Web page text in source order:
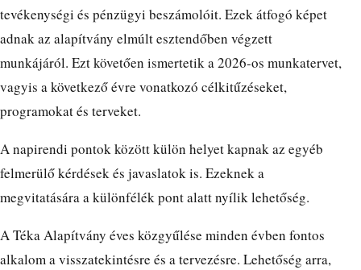
tevékenységi és pénzügyi beszámolóit. Ezek átfogó képet
adnak az alapítvány elmúlt esztendőben végzett
munkájáról. Ezt követően ismertetik a 2026-os munkatervet,
vagyis a következő évre vonatkozó célkitűzéseket,
programokat és terveket.
A napirendi pontok között külön helyet kapnak az egyéb
felmerülő kérdések és javaslatok is. Ezeknek a
megvitatására a különfélék pont alatt nyílik lehetőség.
A Téka Alapítvány éves közgyűlése minden évben fontos
alkalom a visszatekintésre és a tervezésre. Lehetőség arra,